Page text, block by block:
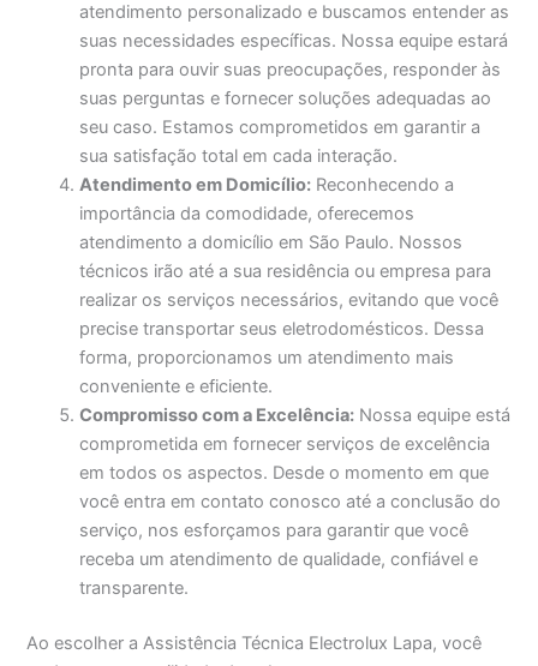
atendimento personalizado e buscamos entender as
suas necessidades específicas. Nossa equipe estará
pronta para ouvir suas preocupações, responder às
suas perguntas e fornecer soluções adequadas ao
seu caso. Estamos comprometidos em garantir a
sua satisfação total em cada interação.
Atendimento em Domicílio: Reconhecendo a
importância da comodidade, oferecemos
atendimento a domicílio em São Paulo. Nossos
técnicos irão até a sua residência ou empresa para
realizar os serviços necessários, evitando que você
precise transportar seus eletrodomésticos. Dessa
forma, proporcionamos um atendimento mais
conveniente e eficiente.
Compromisso com a Excelência: Nossa equipe está
comprometida em fornecer serviços de excelência
em todos os aspectos. Desde o momento em que
você entra em contato conosco até a conclusão do
serviço, nos esforçamos para garantir que você
receba um atendimento de qualidade, confiável e
transparente.
Ao escolher a Assistência Técnica Electrolux Lapa, você